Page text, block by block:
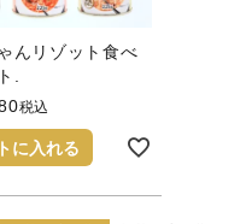
んリゾット食べ
.
税込
に入れる